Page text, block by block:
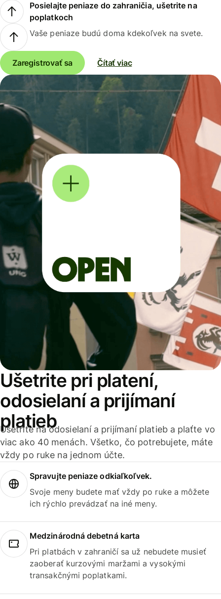
Posielajte peniaze do zahraničia, ušetrite na
poplatkoch
Vaše peniaze budú doma kdekoľvek na svete.
Zaregistrovať sa Čítať viac
Ušetrite pri platení,
odosielaní a prijímaní
platieb
Ušetrite na odosielaní a prijímaní platieb a plaťte vo
viac ako 40 menách. Všetko, čo potrebujete, máte
vždy po ruke na jednom účte.
Spravujte peniaze odkiaľkoľvek.
Svoje meny budete mať vždy po ruke a môžete
ich rýchlo prevádzať na iné meny.
Medzinárodná debetná karta
Pri platbách v zahraničí sa už nebudete musieť
zaoberať kurzovými maržami a vysokými
transakčnými poplatkami.